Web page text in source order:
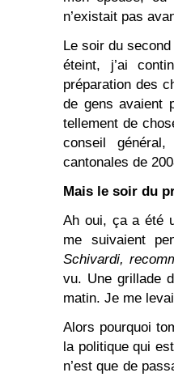
n’existait pas
Le soir du
éteint, j’ai
préparation des
de gens avaient
tellement de
conseil
cantonales de
Mais le soir du
Ah oui, ça a été
me suivaient
Schivardi,
vu. Une grillade
matin. Je me
Alors pourquoi
la politique qui
n’est que de